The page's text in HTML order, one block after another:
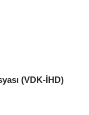
(VDK-İHD)